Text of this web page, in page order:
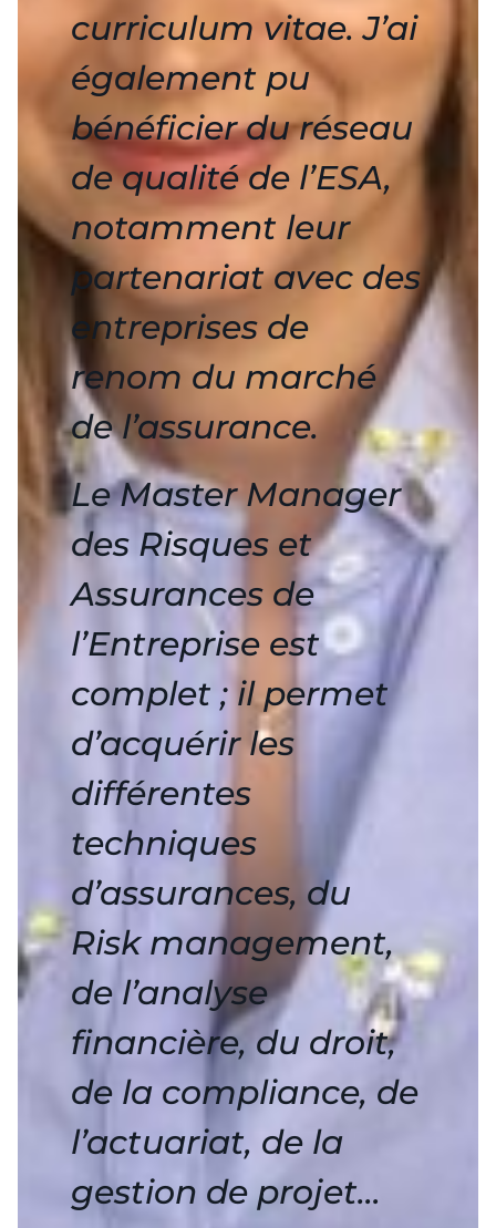
curriculum vitae. J’ai
également pu
bénéficier du réseau
de qualité de l’ESA,
notamment leur
partenariat avec des
entreprises de
renom du marché
de l’assurance.
Le Master Manager
des Risques et
Assurances de
l’Entreprise est
complet ; il permet
d’acquérir les
différentes
techniques
d’assurances, du
Risk management,
de l’analyse
financière, du droit,
de la compliance, de
l’actuariat, de la
gestion de projet…